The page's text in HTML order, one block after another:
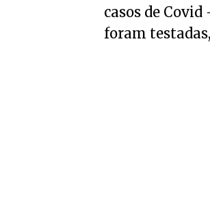
casos de
foram